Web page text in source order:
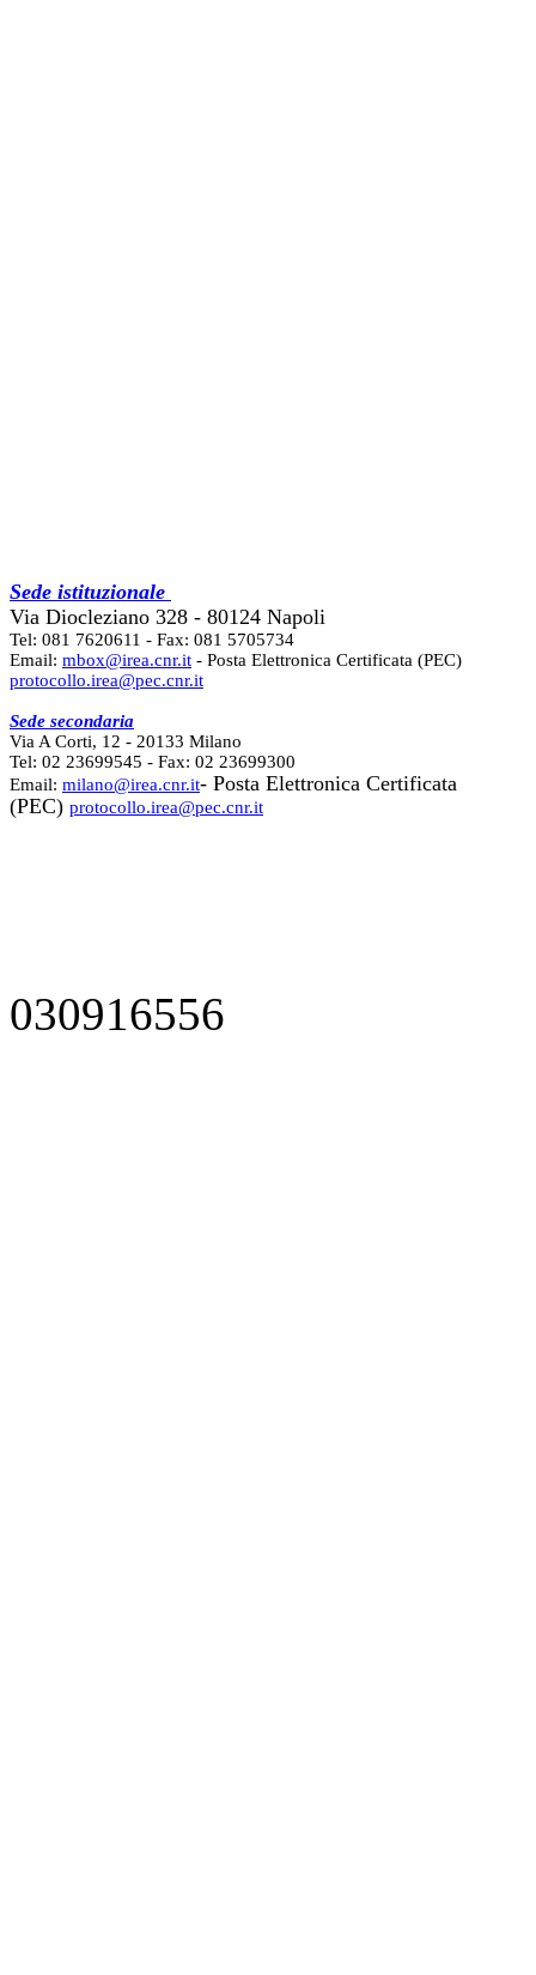
Sede istituzionale
Via Diocleziano 328 - 80124 Napoli
Tel: 081 7620611 - Fax: 081 5705734
Email: mbox@irea.cnr.it - Posta Elettronica Certificata (PEC)
protocollo.irea@pec.cnr.it
Sede secondaria
Via A Corti, 12 - 20133 Milano
Tel: 02 23699545 - Fax: 02 23699300
Email: milano@irea.cnr.it- Posta Elettronica Certificata
(PEC) protocollo.irea@pec.cnr.it
030916556